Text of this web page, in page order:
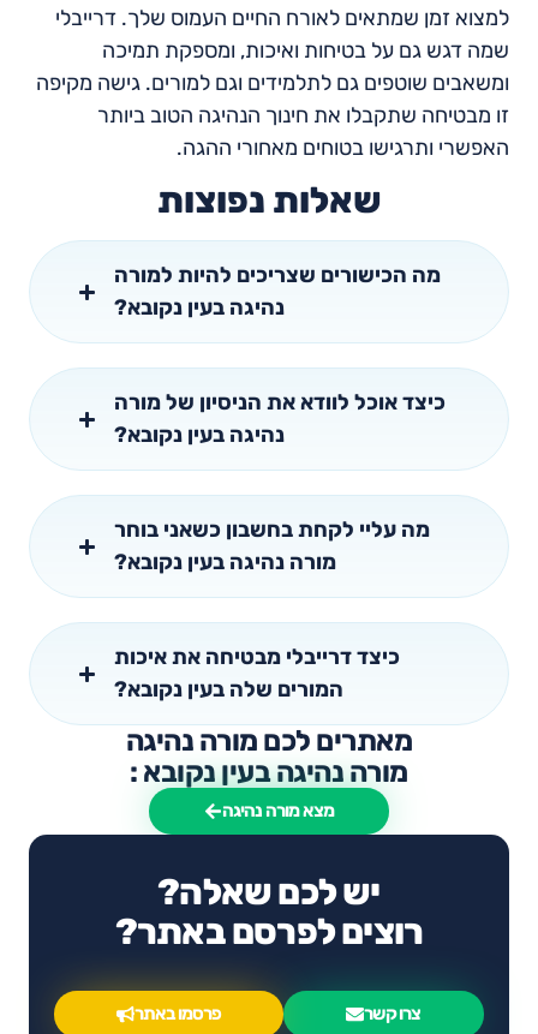
למצוא זמן שמתאים לאורח החיים העמוס שלך. דרייבלי
שמה דגש גם על בטיחות ואיכות, ומספקת תמיכה
ומשאבים שוטפים גם לתלמידים וגם למורים. גישה מקיפה
זו מבטיחה שתקבלו את חינוך הנהיגה הטוב ביותר
האפשרי ותרגישו בטוחים מאחורי ההגה.
שאלות נפוצות
מה הכישורים שצריכים להיות למורה
נהיגה בעין נקובא?
כיצד אוכל לוודא את הניסיון של מורה
נהיגה בעין נקובא?
מה עליי לקחת בחשבון כשאני בוחר
מורה נהיגה בעין נקובא?
כיצד דרייבלי מבטיחה את איכות
המורים שלה בעין נקובא?
מאתרים לכם מורה נהיגה
מורה נהיגה בעין נקובא :
מצא מורה נהיגה
יש לכם שאלה?
רוצים לפרסם באתר?
צרו קשר פרסמו באתר